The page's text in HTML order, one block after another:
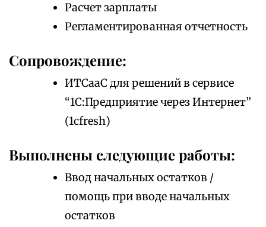
Расчет зарплаты
Регламентированная отчетность
Сопровождение:
ИТСааС для решений в сервисе
“1С:Предприятие через Интернет”
(1cfresh)
Выполнены следующие работы:
Ввод начальных остатков /
помощь при вводе начальных
остатков